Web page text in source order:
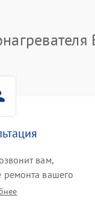
вам,
вашего
на все ваши